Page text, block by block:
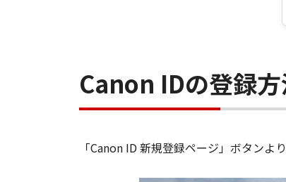
Canon IDの登録
「Canon ID 新規登録ページ」ボタンよ